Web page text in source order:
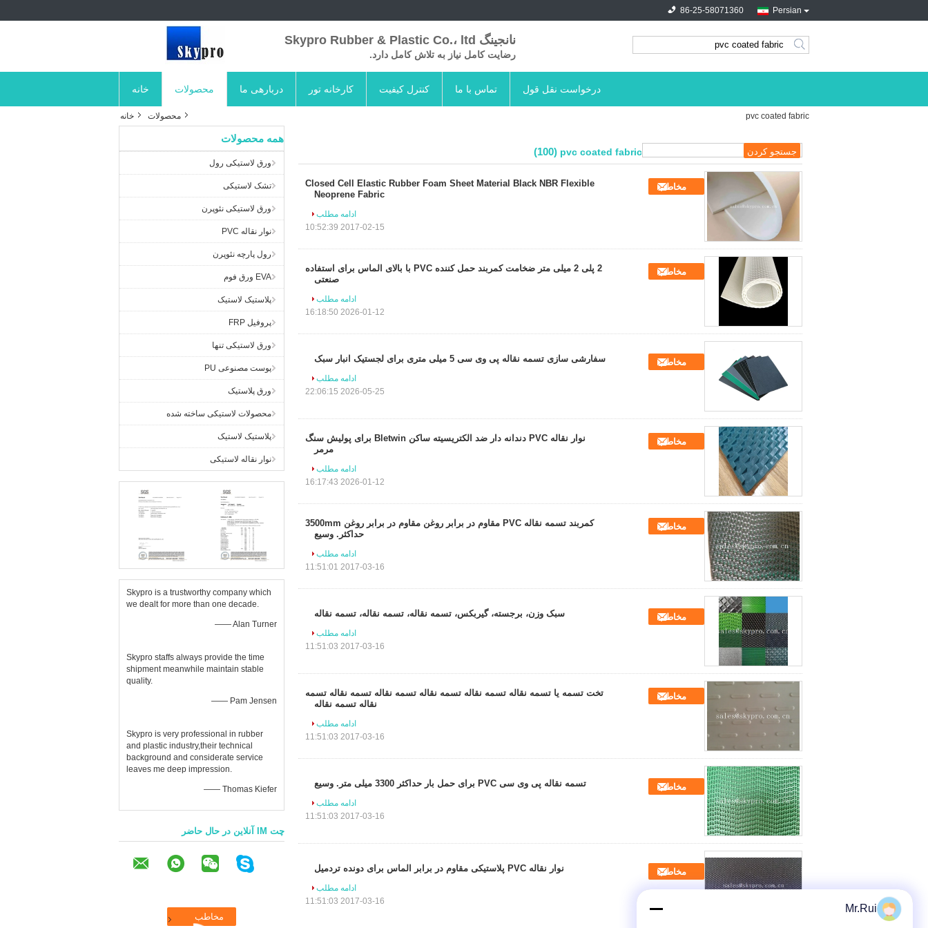
Persian
86-25-58071360
نانجینگ Skypro Rubber & Plastic Co.، ltd
رضایت کامل نیاز به تلاش کامل دارد. search
خانه محصولات دربارهی ما کارخانه تور کنترل کیفیت تماس با ما درخواست نقل قول
خانه محصولات pvc coated fabric
همه محصولات
ورق لاستیکی رول
تشک لاستیکی
ورق لاستیکی نئوپرن
نوار نقاله PVC
رول پارچه نئوپرن
EVA ورق فوم
پلاستیک لاستیک
پروفیل FRP
ورق لاستیکی تنها
پوست مصنوعی PU
ورق پلاستیک
محصولات لاستیکی ساخته شده
پلاستیک لاستیک
نوار نقاله لاستیکی
Skypro is a trustworthy company which
we dealt for more than one decade.
—— Alan Turner
Skypro staffs always provide the time
shipment meanwhile maintain stable
quality.
—— Pam Jensen
Skypro is very professional in rubber
and plastic industry,their technical
background and considerate service
leaves me deep impression.
—— Thomas Kiefer
چت IM آنلاین در حال حاضر
pvc coated fabric
(100)
Closed Cell Elastic Rubber Foam Sheet Material Black NBR Flexible
Neoprene Fabric
مخاطب
ادامه مطلب
2017-02-15 10:52:39
2 پلی 2 میلی متر ضخامت کمربند حمل کننده PVC با بالای الماس برای استفاده
صنعتی
مخاطب
ادامه مطلب
2026-01-12 16:18:50
سفارشی سازی تسمه نقاله پی وی سی 5 میلی متری برای لجستیک انبار سبک مخاطب
ادامه مطلب
2026-05-25 22:06:15
نوار نقاله PVC دندانه دار ضد الکتریسیته ساکن Bletwin برای پولیش سنگ
مرمر
مخاطب
ادامه مطلب
2026-01-12 16:17:43
کمربند تسمه نقاله PVC مقاوم در برابر روغن مقاوم در برابر روغن 3500mm
حداکثر. وسیع
مخاطب
ادامه مطلب
2017-03-16 11:51:01
سبک وزن، برجسته، گیربکس، تسمه نقاله، تسمه نقاله، تسمه نقاله مخاطب
ادامه مطلب
2017-03-16 11:51:03
تخت تسمه یا تسمه نقاله تسمه نقاله تسمه نقاله تسمه نقاله تسمه نقاله تسمه
نقاله تسمه نقاله
مخاطب
ادامه مطلب
2017-03-16 11:51:03
تسمه نقاله پی وی سی PVC برای حمل بار حداکثر 3300 میلی متر. وسیع مخاطب
ادامه مطلب
2017-03-16 11:51:03
نوار نقاله PVC پلاستیکی مقاوم در برابر الماس برای دونده تردمیل مخاطب
ادامه مطلب
2017-03-16 11:51:03
Mr.Rui